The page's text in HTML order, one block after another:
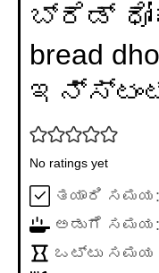
ಬ್ರೆಡ್
bread
No ratings yet
ತಯಾರಿ ಸಮಯ:
ಅಡುಗೆ ಸಮಯ:
ಒಟ್ಟು ಸಮಯ